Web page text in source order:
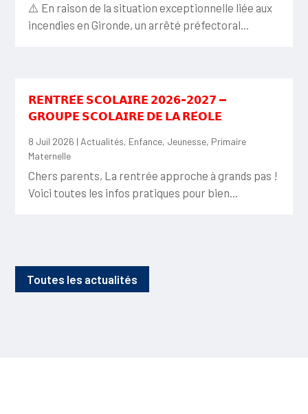
⚠️ En raison de la situation exceptionnelle liée aux
incendies en Gironde, un arrêté préfectoral...
𝗥𝗘𝗡𝗧𝗥𝗘́𝗘 𝗦𝗖𝗢𝗟𝗔𝗜𝗥𝗘 𝟮𝟬𝟮𝟲-𝟮𝟬𝟮𝟳 —
𝗚𝗥𝗢𝗨𝗣𝗘 𝗦𝗖𝗢𝗟𝗔𝗜𝗥𝗘 𝗗𝗘 𝗟𝗔 𝗥𝗘́𝗢𝗟𝗘
8 Juil 2026 | Actualités, Enfance, Jeunesse, Primaire
Maternelle
Chers parents, La rentrée approche à grands pas !
Voici toutes les infos pratiques pour bien...
Toutes les actualités